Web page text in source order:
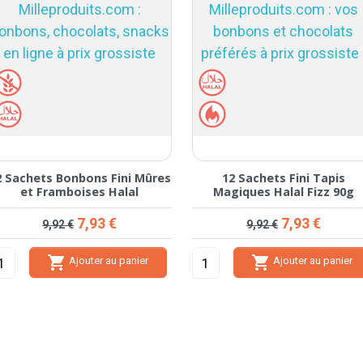
Sachets Bonbons Fini Mûres
et Framboises Halal
Prix de base
9,92 € Prix
7,93 €
 Ajouter au panier
12 Sachets Fini Tapis
Magiques Halal Fizz 90g
Prix de base
9,92 € Prix
7,93 €
 Ajouter au panier